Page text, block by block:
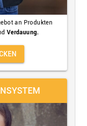
an Produkten
Verdauung.